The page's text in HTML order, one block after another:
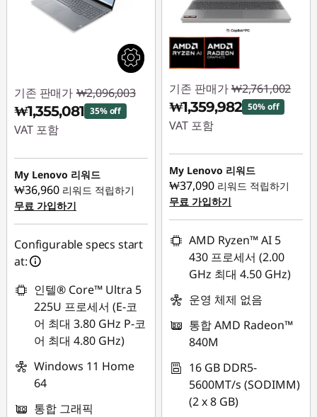
기존 판매가 ₩2,096,003
₩1,355,081 35% off
VAT 포함
즉시 할인: :-
₩740,922
My Lenovo 리워드
₩36,960 리워드 적립하기
무료 가입하기
Configurable specs start
at:
인텔® Core™ Ultra 5
225U 프로세서 (E-코
어 최대 3.80 GHz P-코
어 최대 4.80 GHz)
Windows 11 Home
64
통합 그래픽
기존 판매가 ₩2,761,002
₩1,359,982 50% off
VAT 포함
즉시 할인: :-
₩1,401,020
My Lenovo 리워드
₩37,090 리워드 적립하기
무료 가입하기
AMD Ryzen™ AI 5
430 프로세서 (2.00
GHz 최대 4.50 GHz)
운영 체제 없음
통합 AMD Radeon™
840M
16 GB DDR5-
5600MT/s (SODIMM)
(2 x 8 GB)